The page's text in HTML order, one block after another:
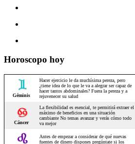
Horoscopo hoy